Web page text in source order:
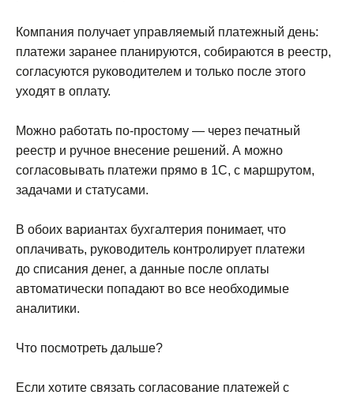
Компания получает управляемый платежный день:
платежи заранее планируются, собираются в реестр,
согласуются руководителем и только после этого
уходят в оплату.
Можно работать по-простому — через печатный
реестр и ручное внесение решений. А можно
согласовывать платежи прямо в 1С, с маршрутом,
задачами и статусами.
В обоих вариантах бухгалтерия понимает, что
оплачивать, руководитель контролирует платежи
до списания денег, а данные после оплаты
автоматически попадают во все необходимые
аналитики.
Что посмотреть дальше?
Если хотите связать согласование платежей с